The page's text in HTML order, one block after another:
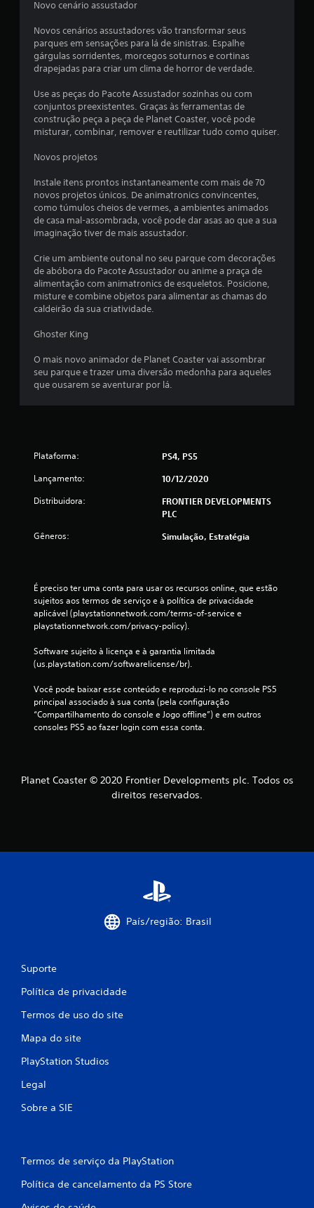
c
a
s
s
i
f
i
a
õ
Novo cenário assustador
Novos cenários assustadores vão transformar seus
parques em sensações para lá de sinistras. Espalhe
gárgulas sorridentes, morcegos soturnos e cortinas
drapejadas para criar um clima de horror de verdade.
Use as peças do Pacote Assustador sozinhas ou com
conjuntos preexistentes. Graças às ferramentas de
construção peça a peça de Planet Coaster, você pode
misturar, combinar, remover e reutilizar tudo como quiser.
Novos projetos
Instale itens prontos instantaneamente com mais de 70
novos projetos únicos. De animatronics convincentes,
como túmulos cheios de vermes, a ambientes animados
de casa mal-assombrada, você pode dar asas ao que a sua
imaginação tiver de mais assustador.
Crie um ambiente outonal no seu parque com decorações
de abóbora do Pacote Assustador ou anime a praça de
alimentação com animatronics de esqueletos. Posicione,
misture e combine objetos para alimentar as chamas do
caldeirão da sua criatividade.
Ghoster King
O mais novo animador de Planet Coaster vai assombrar
seu parque e trazer uma diversão medonha para aqueles
que ousarem se aventurar por lá.
Plataforma: PS4, PS5
Lançamento: 10/12/2020
Distribuidora:
FRONTIER DEVELOPMENTS
PLC
Gêneros: Simulação, Estratégia
É preciso ter uma conta para usar os recursos online, que estão
sujeitos aos termos de serviço e à política de privacidade
aplicável (playstationnetwork.com/terms-of-service e
playstationnetwork.com/privacy-policy).
Software sujeito à licença e à garantia limitada
(us.playstation.com/softwarelicense/br).
Você pode baixar esse conteúdo e reproduzi-lo no console PS5
principal associado à sua conta (pela configuração
“Compartilhamento do console e Jogo offline”) e em outros
consoles PS5 ao fazer login com essa conta.
Planet Coaster © 2020 Frontier Developments plc. Todos os
direitos reservados.
País/região: Brasil
Suporte
Política de privacidade
Termos de uso do site
Mapa do site
PlayStation Studios
Legal
Sobre a SIE
Termos de serviço da PlayStation
Política de cancelamento da PS Store